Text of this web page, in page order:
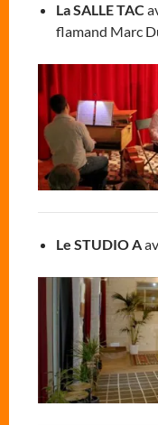
La SALLE TAC
flamand Marc
Le STUDIO A